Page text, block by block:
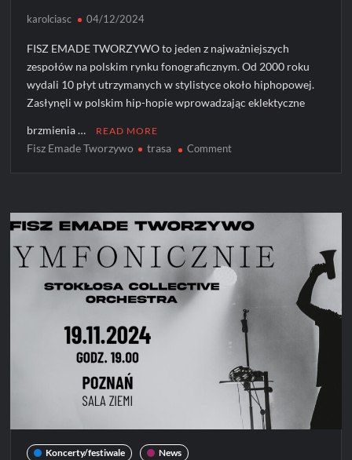
karolciasc 04/12/2024
FISZ EMADE TWORZYWO to jeden z najważniejszych
zespołów na polskim rynku fonograficznym. Od 2000 roku
wydali 10 płyt utrzymanych w stylistyce około hiphopowej.
Zasłynęli w polskim hip-hopie wprowadzając eklektyczne
brzmienia … READ MORE
Fisz Emade Tworzywo trasa Commenton
rusza
w
trasę
Koncerty/festiwale News